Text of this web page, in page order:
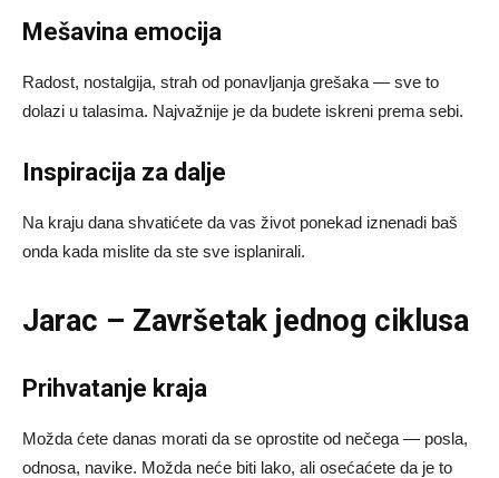
Mešavina emocija
Radost, nostalgija, strah od ponavljanja grešaka — sve to
dolazi u talasima. Najvažnije je da budete iskreni prema sebi.
Inspiracija za dalje
Na kraju dana shvatićete da vas život ponekad iznenadi baš
onda kada mislite da ste sve isplanirali.
Jarac – Završetak jednog ciklusa
Prihvatanje kraja
Možda ćete danas morati da se oprostite od nečega — posla,
odnosa, navike. Možda neće biti lako, ali osećaćete da je to